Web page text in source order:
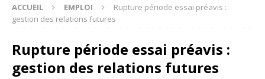
ACCUEIL EMPLOI
Rupture période essai préavis :
gestion des relations futures
Rupture période essai préavis :
gestion des relations futures